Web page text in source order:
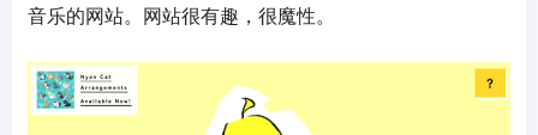
音乐的网站。网站很有趣，很魔性。